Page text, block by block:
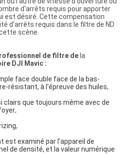
d'arrêts requis pour apporter
est désiré. Cette compensation
d'arrêts requis dans le filtre de ND
scène.
de filtre dela
DJI Mavic :
face double face de la bas-
résistant, à l'épreuve des huiles,
clairs que toujours même avec de
,
,
est examiné par l'appareil de
de densité, et la valeur numérique